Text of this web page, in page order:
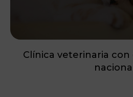
Clínica veterinaria
nacional